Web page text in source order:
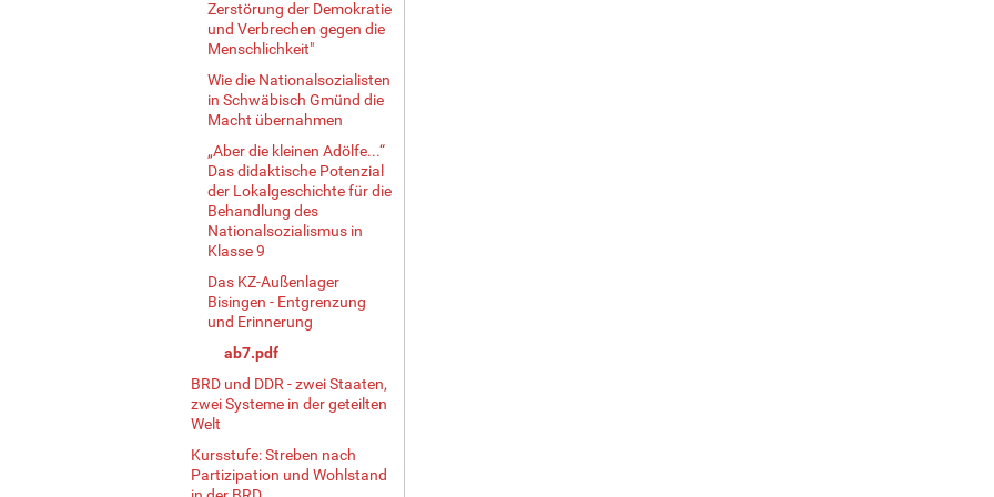
Zerstörung der Demokratie
und Verbrechen gegen die
Menschlichkeit"
Wie die Nationalsozialisten
in Schwäbisch Gmünd die
Macht übernahmen
„Aber die kleinen Adölfe...“
Das didaktische Potenzial
der Lokalgeschichte für die
Behandlung des
Nationalsozialismus in
Klasse 9
Das KZ-Außenlager
Bisingen - Entgrenzung
und Erinnerung
ab7.pdf
BRD und DDR - zwei Staaten,
zwei Systeme in der geteilten
Welt
Kursstufe: Streben nach
Partizipation und Wohlstand